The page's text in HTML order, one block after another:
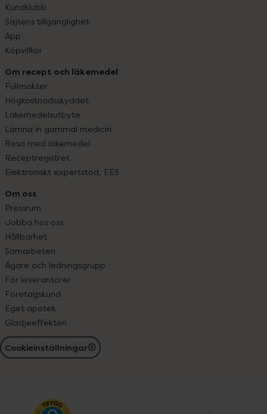
Kundklubb
Sajtens tillgänglighet
App
Köpvillkor
Om recept och läkemedel
Fullmakter
Högkostnadsskyddet
Läkemedelsutbyte
Lämna in gammal medicin
Resa med läkemedel
Receptregistret
Elektroniskt expertstöd, EES
Om oss
Pressrum
Jobba hos oss
Hållbarhet
Samarbeten
Ägare och ledningsgrupp
För leverantörer
Företagskund
Eget apotek
Glädjeeffekten
Cookieinställningar